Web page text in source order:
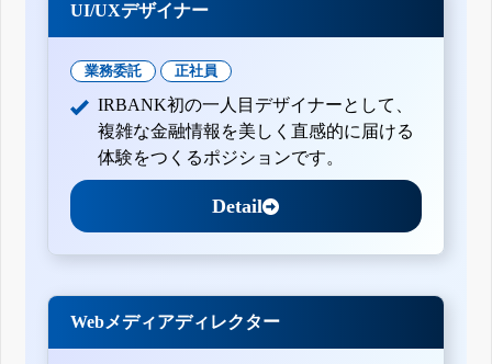
UI/UXデザイナー
業務委託 正社員
IRBANK初の一人目デザイナーとして、
複雑な金融情報を美しく直感的に届ける
体験をつくるポジションです。
Detail
Webメディアディレクター